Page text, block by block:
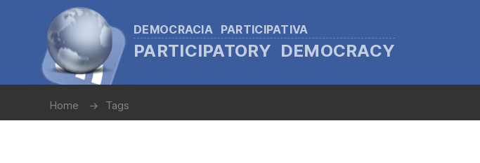
DEMOCRACIA PARTICIPATIVA
PARTICIPATORY DEMOCRACY
Home Tags